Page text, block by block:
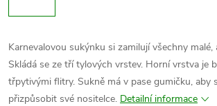
Karnevalovou sukýnku si zamilují všechny malé,
Skládá se ze tří tylových vrstev. Horní vrstva je
třpytivými flitry. Sukně má v pase gumičku, aby
přizpůsobit své nositelce. Detailní informace